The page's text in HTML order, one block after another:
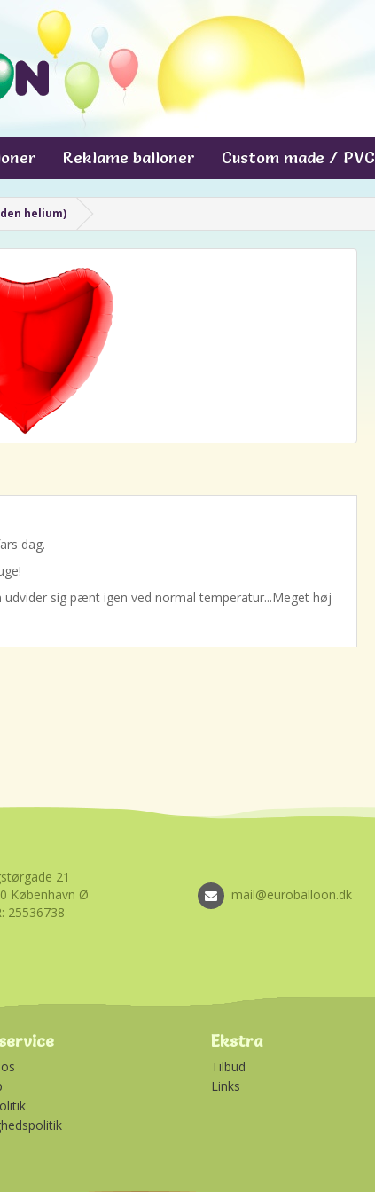
Reklame balloner Custom made / PVC
helium)
dag.
sig pænt igen ved normal temperatur...Meget høj
21
København Ø
25536738
mail@euroballoon.dk
Ekstra
Tilbud
Links